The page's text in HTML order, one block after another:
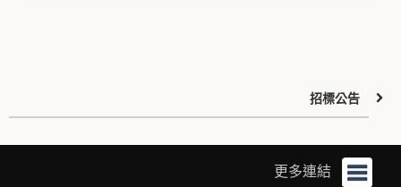
招標公告
更多連結